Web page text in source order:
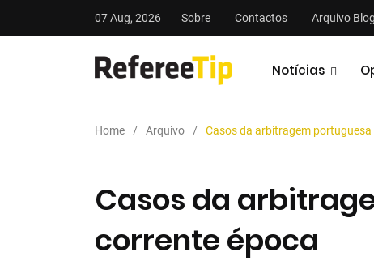
07 Aug, 2026 Sobre Contactos Arquivo
Notícias
Home Arquivo Casos da arbitragem portuguesa
Casos da
corrente época
Podcasts